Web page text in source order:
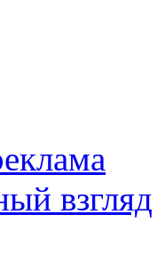
взгляд